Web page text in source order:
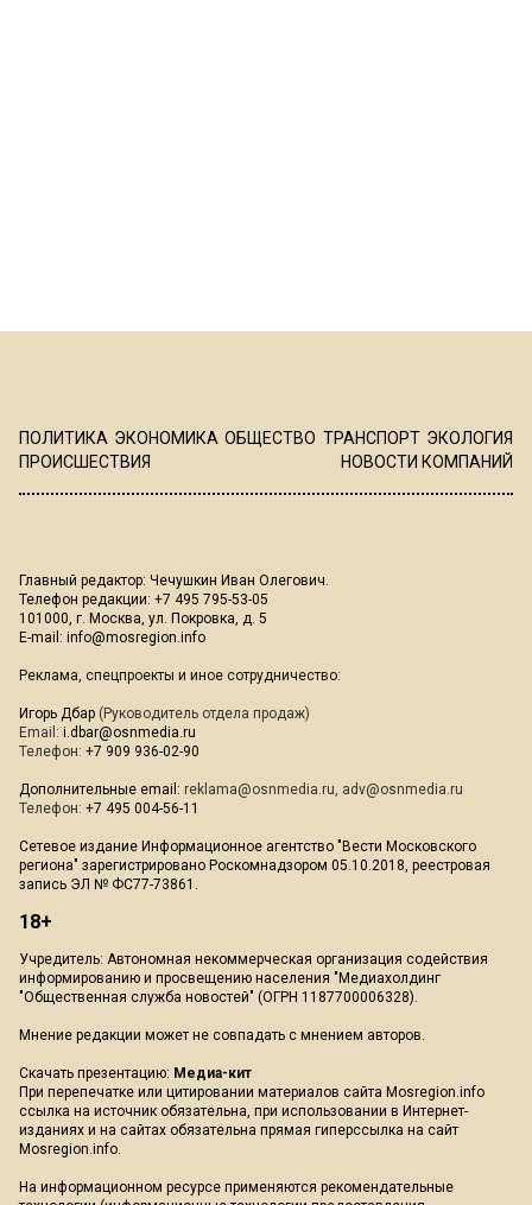
ПОЛИТИКА ЭКОНОМИКА ОБЩЕСТВО ТРАНСПОРТ ЭКОЛОГИЯ
ПРОИСШЕСТВИЯ
НОВОСТИ КОМПАНИЙ
Главный редактор: Чечушкин Иван Олегович.
Телефон редакции: +7 495 795-53-05
101000, г. Москва, ул. Покровка, д. 5
E-mail: info@mosregion.info
Реклама, спецпроекты и иное сотрудничество:
Игорь Дбар (Руководитель отдела продаж)
Email: i.dbar@osnmedia.ru
Телефон: +7 909 936-02-90
Дополнительные email: reklama@osnmedia.ru, adv@osnmedia.ru
Телефон: +7 495 004-56-11
Сетевое издание Информационное агентство "Вести Московского
региона" зарегистрировано Роскомнадзором 05.10.2018, реестровая
запись ЭЛ № ФС77-73861.
18+
Учредитель: Автономная некоммерческая организация содействия
информированию и просвещению населения "Медиахолдинг
"Общественная служба новостей" (ОГРН 1187700006328).
Мнение редакции может не совпадать с мнением авторов.
Скачать презентацию: Медиа-кит
При перепечатке или цитировании материалов сайта Mosregion.info
ссылка на источник обязательна, при использовании в Интернет-
изданиях и на сайтах обязательна прямая гиперссылка на сайт
Mosregion.info.
На информационном ресурсе применяются рекомендательные